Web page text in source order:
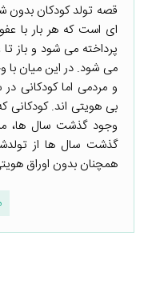
قصه تولد کودکان بدون
ای است که هر بار با
پرداخته می شود و باز
می شود. در این میان
و مردمی اما کودکانی
بی هویتی اند. کودکانی
وجود گذشت سال ها،
گذشت سال ها از
همچنان بدون اوراق